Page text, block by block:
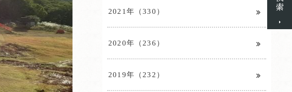
2021年（330）
2020年（236）
2019年（232）